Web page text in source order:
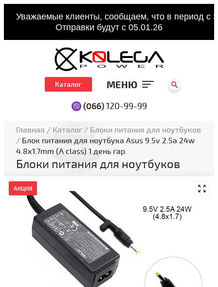
Уважаемые клиенты, сообщаем, что в период с
Отправки будут с 05.01.26
(066)120-99-99
Каталог МЕНЮ
Главная / Каталог / Блоки питания для ноутбуков
/ Блок питания для ноутбука Asus 9.5v 2.5a 24w
4.8x1.7mm (A class) 1 день гар.
Блоки питания для ноутбуков
АКЦИЯ